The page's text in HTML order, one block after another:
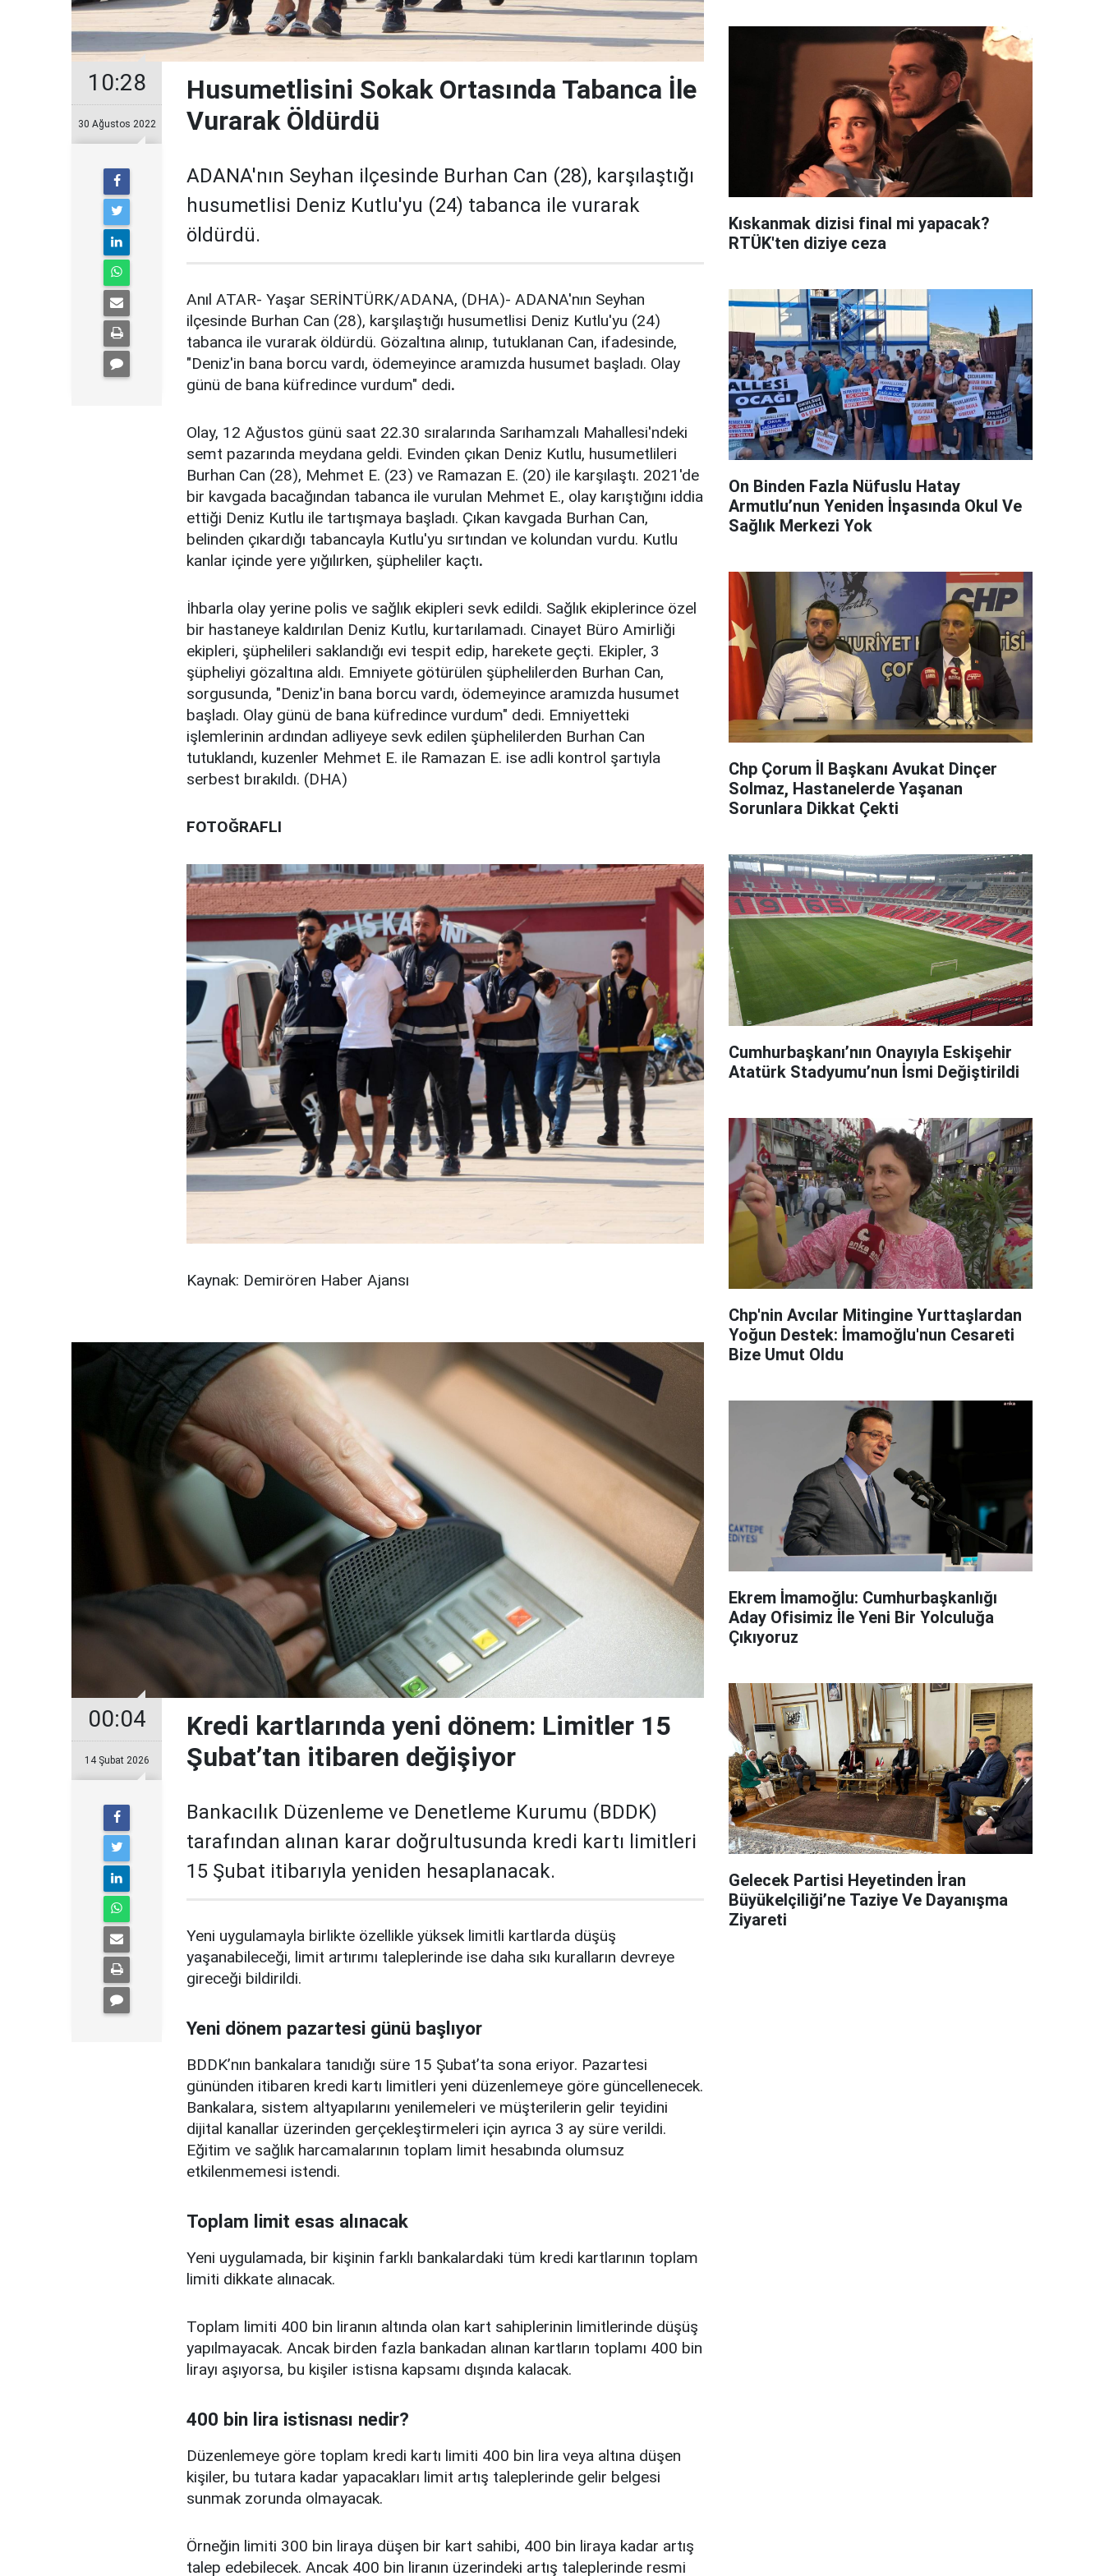
10:28
30 Ağustos 2022
Husumetlisini Sokak Ortasında Tabanca İle
Vurarak Öldürdü
ADANA'nın Seyhan ilçesinde Burhan Can (28), karşılaştığı
husumetlisi Deniz Kutlu'yu (24) tabanca ile vurarak
öldürdü.
Anıl ATAR- Yaşar SERİNTÜRK/ADANA, (DHA)- ADANA'nın Seyhan
ilçesinde Burhan Can (28), karşılaştığı husumetlisi Deniz Kutlu'yu (24)
tabanca ile vurarak öldürdü. Gözaltına alınıp, tutuklanan Can, ifadesinde,
"Deniz'in bana borcu vardı, ödemeyince aramızda husumet başladı. Olay
günü de bana küfredince vurdum" dedi.
Olay, 12 Ağustos günü saat 22.30 sıralarında Sarıhamzalı Mahallesi'ndeki
semt pazarında meydana geldi. Evinden çıkan Deniz Kutlu, husumetlileri
Burhan Can (28), Mehmet E. (23) ve Ramazan E. (20) ile karşılaştı. 2021'de
bir kavgada bacağından tabanca ile vurulan Mehmet E., olay karıştığını iddia
ettiği Deniz Kutlu ile tartışmaya başladı. Çıkan kavgada Burhan Can,
belinden çıkardığı tabancayla Kutlu'yu sırtından ve kolundan vurdu. Kutlu
kanlar içinde yere yığılırken, şüpheliler kaçtı.
İhbarla olay yerine polis ve sağlık ekipleri sevk edildi. Sağlık ekiplerince özel
bir hastaneye kaldırılan Deniz Kutlu, kurtarılamadı. Cinayet Büro Amirliği
ekipleri, şüphelileri saklandığı evi tespit edip, harekete geçti. Ekipler, 3
şüpheliyi gözaltına aldı. Emniyete götürülen şüphelilerden Burhan Can,
sorgusunda, "Deniz'in bana borcu vardı, ödemeyince aramızda husumet
başladı. Olay günü de bana küfredince vurdum" dedi. Emniyetteki
işlemlerinin ardından adliyeye sevk edilen şüphelilerden Burhan Can
tutuklandı, kuzenler Mehmet E. ile Ramazan E. ise adli kontrol şartıyla
serbest bırakıldı. (DHA)
FOTOĞRAFLI
Kaynak: Demirören Haber Ajansı
00:04
14 Şubat 2026
Kredi kartlarında yeni dönem: Limitler 15
Şubat’tan itibaren değişiyor
Bankacılık Düzenleme ve Denetleme Kurumu (BDDK)
tarafından alınan karar doğrultusunda kredi kartı limitleri
15 Şubat itibarıyla yeniden hesaplanacak.
Yeni uygulamayla birlikte özellikle yüksek limitli kartlarda düşüş
yaşanabileceği, limit artırımı taleplerinde ise daha sıkı kuralların devreye
gireceği bildirildi.
Yeni dönem pazartesi günü başlıyor
BDDK’nın bankalara tanıdığı süre 15 Şubat’ta sona eriyor. Pazartesi
gününden itibaren kredi kartı limitleri yeni düzenlemeye göre güncellenecek.
Bankalara, sistem altyapılarını yenilemeleri ve müşterilerin gelir teyidini
dijital kanallar üzerinden gerçekleştirmeleri için ayrıca 3 ay süre verildi.
Eğitim ve sağlık harcamalarının toplam limit hesabında olumsuz
etkilenmemesi istendi.
Toplam limit esas alınacak
Yeni uygulamada, bir kişinin farklı bankalardaki tüm kredi kartlarının toplam
limiti dikkate alınacak.
Toplam limiti 400 bin liranın altında olan kart sahiplerinin limitlerinde düşüş
yapılmayacak. Ancak birden fazla bankadan alınan kartların toplamı 400 bin
lirayı aşıyorsa, bu kişiler istisna kapsamı dışında kalacak.
400 bin lira istisnası nedir?
Düzenlemeye göre toplam kredi kartı limiti 400 bin lira veya altına düşen
kişiler, bu tutara kadar yapacakları limit artış taleplerinde gelir belgesi
sunmak zorunda olmayacak.
Örneğin limiti 300 bin liraya düşen bir kart sahibi, 400 bin liraya kadar artış
talep edebilecek. Ancak 400 bin liranın üzerindeki artış taleplerinde resmi
Kıskanmak dizisi final mi yapacak?
RTÜK'ten diziye ceza
On Binden Fazla Nüfuslu Hatay
Armutlu’nun Yeniden İnşasında Okul Ve
Sağlık Merkezi Yok
Chp Çorum İl Başkanı Avukat Dinçer
Solmaz, Hastanelerde Yaşanan
Sorunlara Dikkat Çekti
Cumhurbaşkanı’nın Onayıyla Eskişehir
Atatürk Stadyumu’nun İsmi Değiştirildi
Chp'nin Avcılar Mitingine Yurttaşlardan
Yoğun Destek: İmamoğlu'nun Cesareti
Bize Umut Oldu
Ekrem İmamoğlu: Cumhurbaşkanlığı
Aday Ofisimiz İle Yeni Bir Yolculuğa
Çıkıyoruz
Gelecek Partisi Heyetinden İran
Büyükelçiliği’ne Taziye Ve Dayanışma
Ziyareti